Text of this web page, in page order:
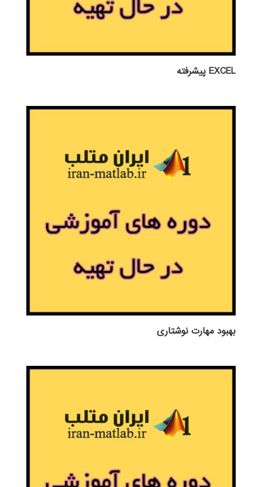
EXCEL پيشرفته
بهبود مهارت نوشتاری